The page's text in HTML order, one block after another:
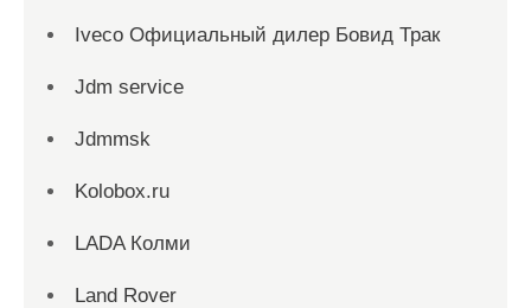
Iveco Официальный дилер Бовид Трак
Jdm service
Jdmmsk
Kolobox.ru
LADA Колми
Land Rover